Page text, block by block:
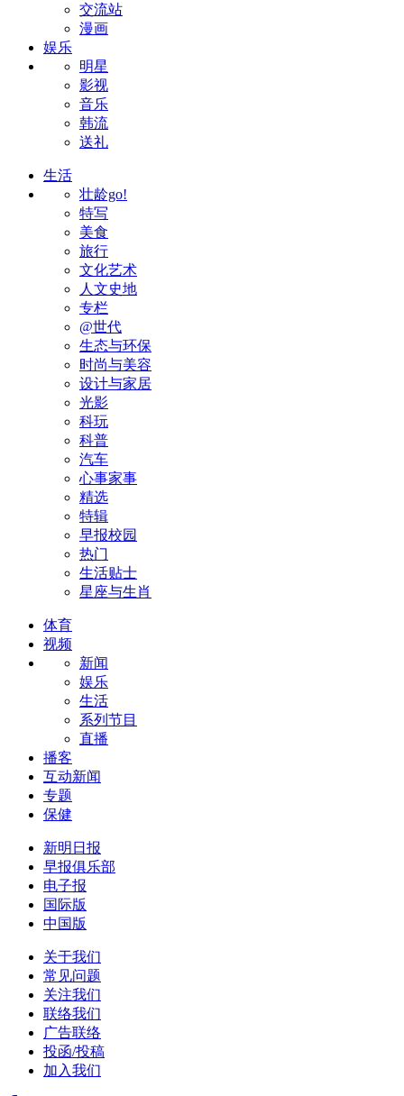
交流站
漫画
娱乐
明星
影视
音乐
韩流
送礼
生活
壮龄go!
特写
美食
旅行
文化艺术
人文史地
专栏
@世代
生态与环保
时尚与美容
设计与家居
光影
科玩
科普
汽车
心事家事
精选
特辑
早报校园
热门
生活贴士
星座与生肖
体育
视频
新闻
娱乐
生活
系列节目
直播
播客
互动新闻
专题
保健
新明日报
早报俱乐部
电子报
国际版
中国版
关于我们
常见问题
关注我们
联络我们
广告联络
投函/投稿
加入我们